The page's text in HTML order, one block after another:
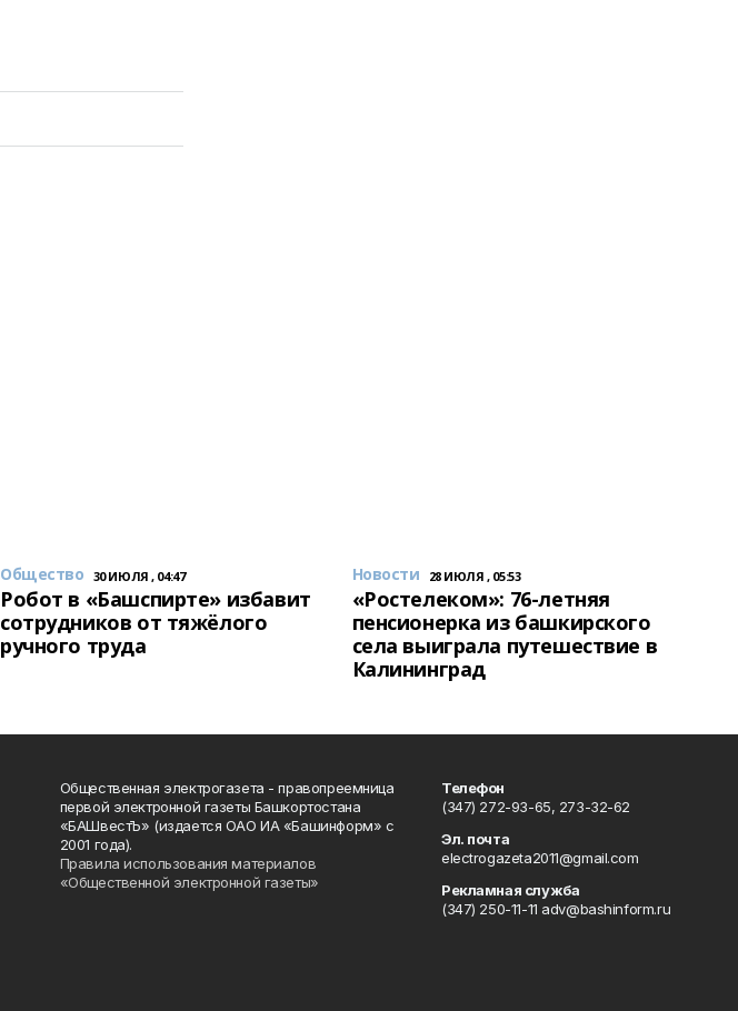
Общество 30 ИЮЛЯ , 04:47
Робот в «Башспирте» избавит
сотрудников от тяжёлого
ручного труда
Новости 28 ИЮЛЯ , 05:53
«Ростелеком»: 76-летняя
пенсионерка из башкирского
села выиграла путешествие в
Калининград
Общественная электрогазета - правопреемница
первой электронной газеты Башкортостана
«БАШвестЪ» (издается ОАО ИА «Башинформ» с
2001 года).
Правила использования материалов
«Общественной электронной газеты»
Телефон
(347) 272-93-65, 273-32-62
Эл. почта
electrogazeta2011@gmail.com
Рекламная служба
(347) 250-11-11 adv@bashinform.ru